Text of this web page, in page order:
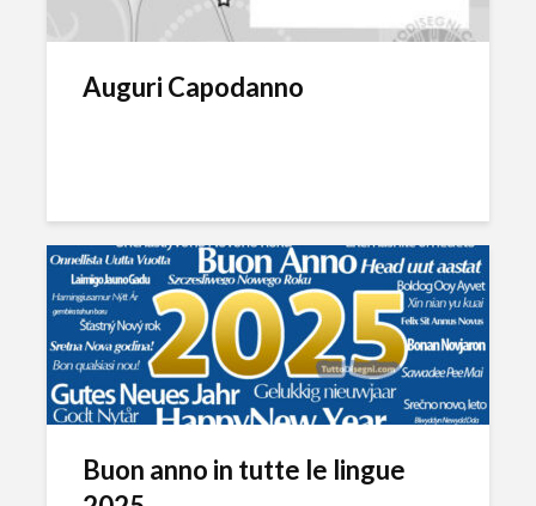
Auguri Capodanno
Buon anno in tutte le lingue